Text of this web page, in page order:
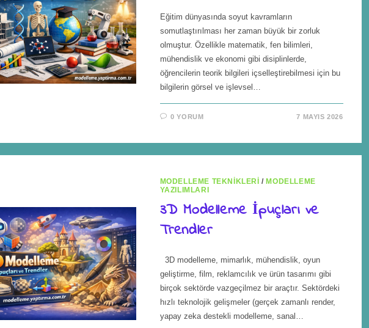
Eğitim dünyasında soyut kavramların
somutlaştırılması her zaman büyük bir zorluk
olmuştur. Özellikle matematik, fen bilimleri,
mühendislik ve ekonomi gibi disiplinlerde,
öğrencilerin teorik bilgileri içselleştirebilmesi için bu
bilgilerin görsel ve işlevsel…
0 YORUM 7 MAYIS 2026
MODELLEME TEKNIKLERI / MODELLEME
YAZILIMLARI
3D Modelleme İpuçları ve
Trendler
3D modelleme, mimarlık, mühendislik, oyun
geliştirme, film, reklamcılık ve ürün tasarımı gibi
birçok sektörde vazgeçilmez bir araçtır. Sektördeki
hızlı teknolojik gelişmeler (gerçek zamanlı render,
yapay zeka destekli modelleme, sanal…